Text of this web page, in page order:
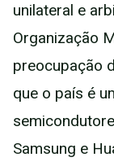
unilateral e
Organização
preocupação
que o país é
Samsung e